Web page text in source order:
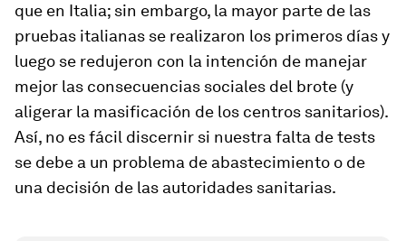
que en Italia; sin embargo, la mayor parte de las
pruebas italianas se realizaron los primeros días y
luego se redujeron con la intención de manejar
mejor las consecuencias sociales del brote (y
aligerar la masificación de los centros sanitarios).
Así, no es fácil discernir si nuestra falta de tests
se debe a un problema de abastecimiento o de
una decisión de las autoridades sanitarias.